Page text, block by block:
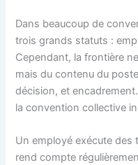
Dans beaucoup de
trois grands statuts :
Cependant, la frontière
mais du contenu du
décision, et
la convention collective
Un employé exécute
rend compte